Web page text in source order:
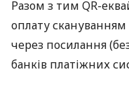
Разом з тим QR-
оплату
через посилання
банків платіжних